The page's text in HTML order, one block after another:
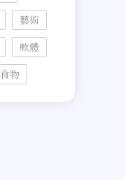
藝術
軟體
食物